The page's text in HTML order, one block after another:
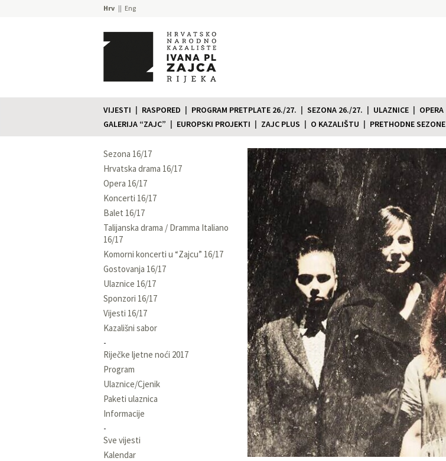
Hrv Eng
VIJESTI RASPORED PROGRAM PRETPLATE 26./27. SEZONA 26./27. ULAZNICE OPERA
GALERIJA “ZAJC”
EUROPSKI PROJEKTI ZAJC PLUS O KAZALIŠTU PRETHODNE SEZONE
Sezona 16/17
Hrvatska drama 16/17
Opera 16/17
Koncerti 16/17
Balet 16/17
Talijanska drama / Dramma Italiano
16/17
Komorni koncerti u “Zajcu” 16/17
Gostovanja 16/17
Ulaznice 16/17
Sponzori 16/17
Vijesti 16/17
Kazališni sabor
Riječke ljetne noći 2017
Program
Ulaznice/Cjenik
Paketi ulaznica
Informacije
Sve vijesti
Kalendar